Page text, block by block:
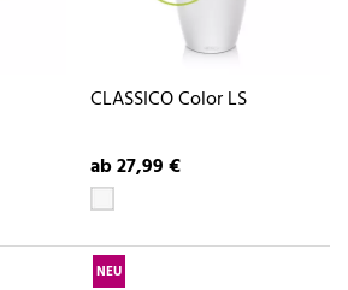
CLASSICO Color LS
ab 27,99 €
NEU